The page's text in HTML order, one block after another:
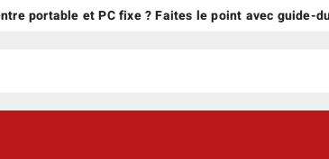
portable et PC fixe ? Faites le point avec guide-